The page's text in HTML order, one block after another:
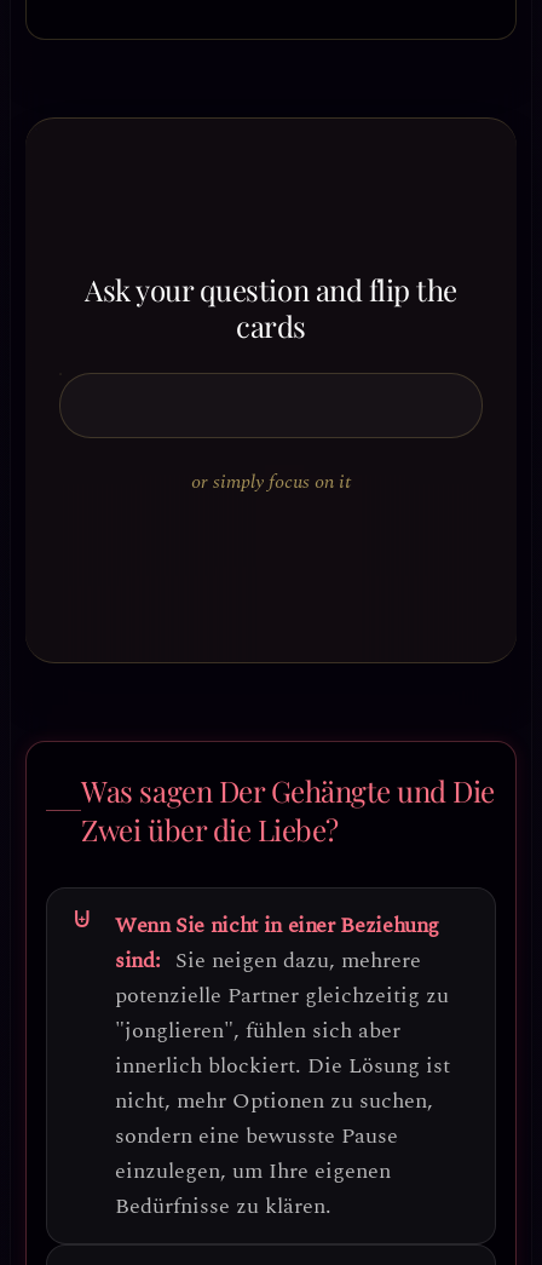
Ask your question and flip the
cards
or simply focus on it
Was sagen Der Gehängte und Die
Zwei über die Liebe?
Wenn Sie nicht in einer Beziehung
sind: Sie neigen dazu, mehrere
potenzielle Partner gleichzeitig zu
"jonglieren", fühlen sich aber
innerlich blockiert. Die Lösung ist
nicht, mehr Optionen zu suchen,
sondern eine bewusste Pause
einzulegen, um Ihre eigenen
Bedürfnisse zu klären.